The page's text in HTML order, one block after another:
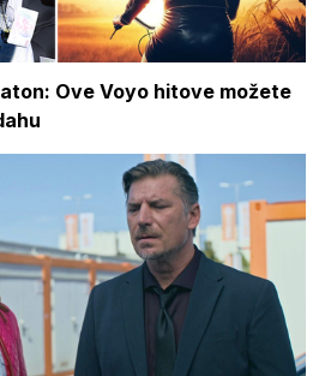
Ove Voyo hitove možete